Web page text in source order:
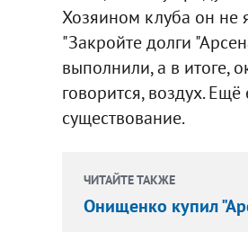
Хозяином клуба он не
"Закройте долги
выполнили, а в итоге,
говорится, воздух.
существование.
ЧИТАЙТЕ ТАКЖЕ
Онищенко купил